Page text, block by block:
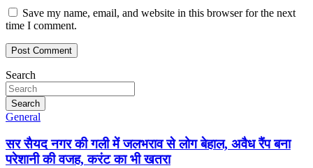
Save my name, email, and website in this browser for the next
time I comment.
Search
Search
General
सर सैयद नगर की गली में जलभराव से लोग बेहाल, अवैध रैंप बना
परेशानी की वजह, करंट का भी खतरा